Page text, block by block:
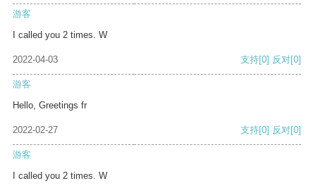
游客
I called you 2 times. W
2022-04-03 支持[0] 反对[0]
游客
Hello, Greetings fr
2022-02-27 支持[0] 反对[0]
游客
I called you 2 times. W